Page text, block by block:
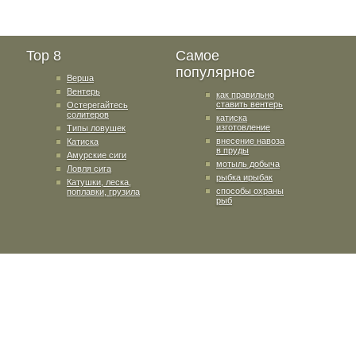
Top 8
Верша
Вентерь
Остерегайтесь
солитеров
Типы ловушек
Катиска
Амурские сиги
Ловля сига
Катушки, леска,
поплавки, грузила
Самое
популярное
как правильно
ставить вентерь
катиска
изготовление
внесение навоза
в пруды
мотыль добыча
рыбка ирыбак
способы охраны
рыб